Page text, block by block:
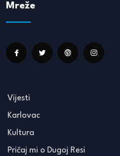
Mreže
Vijesti
Karlovac
Kultura
Pričaj mi o Dugoj Resi